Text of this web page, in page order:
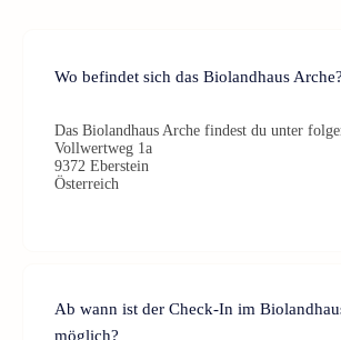
Wo befindet sich das Biolandhaus Arche?
Das Biolandhaus Arche findest du unter
Vollwertweg 1a
9372 Eberstein
Österreich
Ab wann ist der Check-In im
möglich?